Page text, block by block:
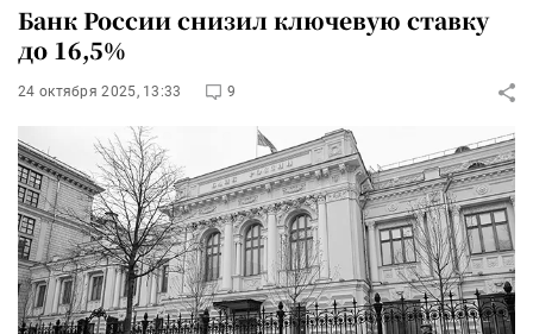
Банк России снизил ключевую ставку
до 16,5%
24 октября 2025, 13:33 9